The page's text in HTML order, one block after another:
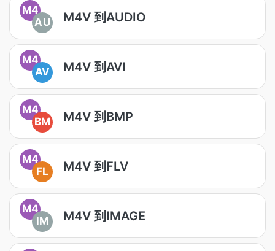
M4
AU
M4V 到AUDIO
M4
AV
M4V 到AVI
M4
BM
M4V 到BMP
M4
FL
M4V 到FLV
M4
IM
M4V 到IMAGE